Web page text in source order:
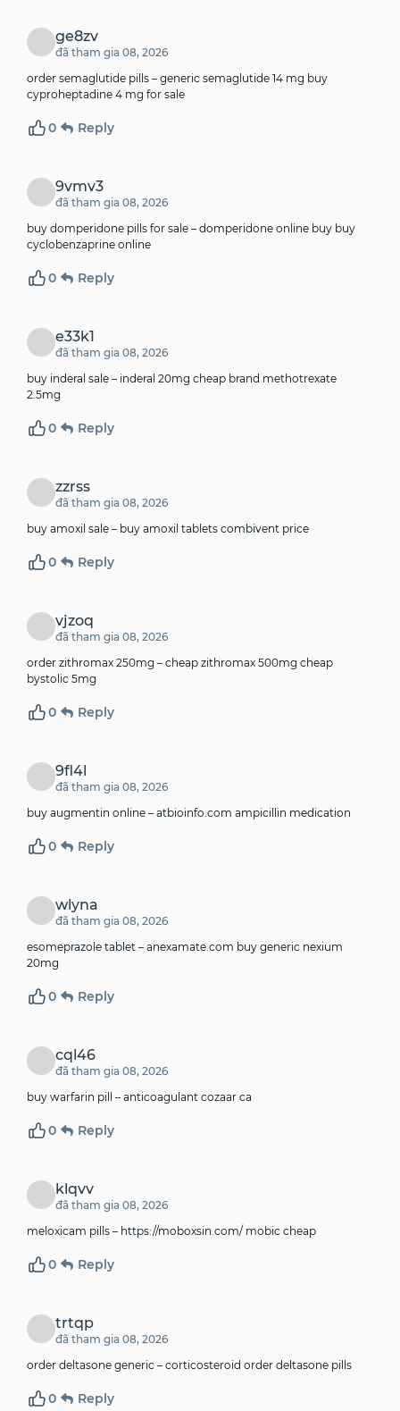
ge8zv
đã tham gia 08, 2026
order semaglutide pills – generic semaglutide 14 mg buy
cyproheptadine 4 mg for sale
0 Reply
9vmv3
đã tham gia 08, 2026
buy domperidone pills for sale – domperidone online buy buy
cyclobenzaprine online
0 Reply
e33k1
đã tham gia 08, 2026
buy inderal sale – inderal 20mg cheap brand methotrexate
2.5mg
0 Reply
zzrss
đã tham gia 08, 2026
buy amoxil sale – buy amoxil tablets combivent price
0 Reply
vjzoq
đã tham gia 08, 2026
order zithromax 250mg – cheap zithromax 500mg cheap
bystolic 5mg
0 Reply
9fl4l
đã tham gia 08, 2026
buy augmentin online – atbioinfo.com ampicillin medication
0 Reply
wlyna
đã tham gia 08, 2026
esomeprazole tablet – anexamate.com buy generic nexium
20mg
0 Reply
cql46
đã tham gia 08, 2026
buy warfarin pill – anticoagulant cozaar ca
0 Reply
klqvv
đã tham gia 08, 2026
meloxicam pills – https://moboxsin.com/ mobic cheap
0 Reply
trtqp
đã tham gia 08, 2026
order deltasone generic – corticosteroid order deltasone pills
0 Reply